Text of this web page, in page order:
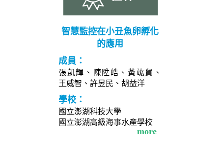
智慧監控在小丑魚卵孵化
的應用
成員：
張凱輝、陳陞皓、黃竑貿、
王威智、許昱民、胡益洋
學校：
國立澎湖科技大學
國立澎湖高級海事水產學校
more